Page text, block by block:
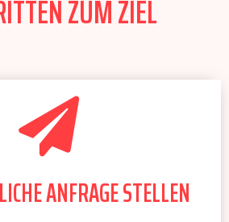
ZUM ZIEL
ANFRAGE STELLEN